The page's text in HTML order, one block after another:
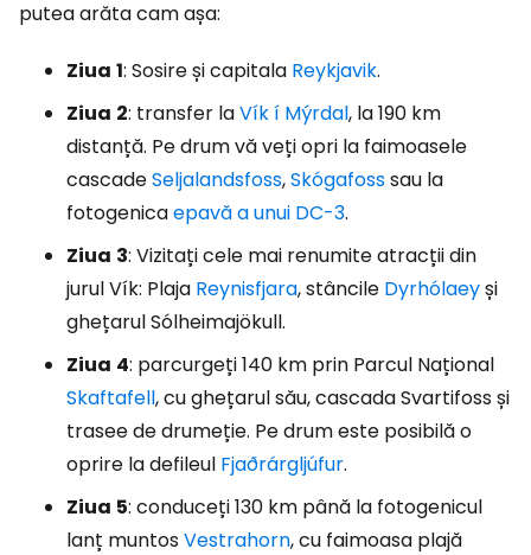
putea arăta cam așa:
Ziua 1: Sosire și capitala Reykjavik.
Ziua 2: transfer laVík í Mýrdal, la 190 km
distanță. Pe drum vă veți opri la faimoasele
cascadeSeljalandsfoss,Skógafosssau la
fotogenicaepavă a unui DC-3.
Ziua 3: Vizitați cele mai renumite atracții din
jurul Vík: Plaja Reynisfjara, stâncile Dyrhólaeyși
ghețarul Sólheimajökull.
Ziua 4: parcurgeți 140 km prin Parcul Național
Skaftafell, cu ghețarul său, cascada Svartifoss și
trasee de drumeție. Pe drum este posibilă o
oprire la defileul Fjaðrárgljúfur.
Ziua 5: conduceți 130 km până la fotogenicul
lanț muntosVestrahorn, cu faimoasa plajă